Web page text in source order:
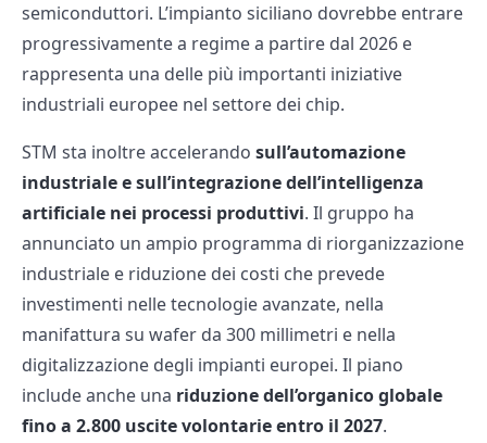
semiconduttori. L’impianto siciliano dovrebbe entrare
progressivamente a regime a partire dal 2026 e
rappresenta una delle più importanti iniziative
industriali europee nel settore dei chip.
STM sta inoltre accelerando sull’automazione
industriale e sull’integrazione dell’intelligenza
artificiale nei processi produttivi. Il gruppo ha
annunciato un ampio programma di riorganizzazione
industriale e riduzione dei costi che prevede
investimenti nelle tecnologie avanzate, nella
manifattura su wafer da 300 millimetri e nella
digitalizzazione degli impianti europei. Il piano
include anche una riduzione dell’organico globale
fino a 2.800 uscite volontarie entro il 2027.